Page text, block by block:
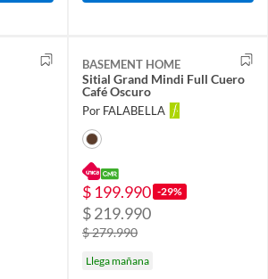
BASEMENT HOME
Sitial Grand Mindi Full Cuero
Café Oscuro
Por FALABELLA
$ 199.990 -29%
$ 219.990
$ 279.990
Llega mañana